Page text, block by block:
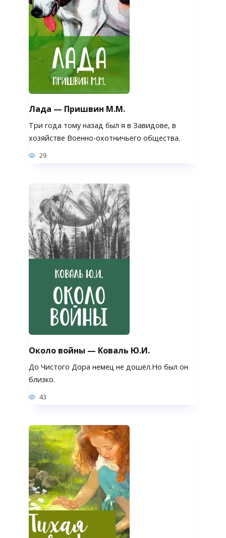
Лада — Пришвин М.М.
Три года тому назад был я в Завидове, в
хозяйстве Военно-охотничьего общества.
29
Около войны — Коваль Ю.И.
До Чистого Дора немец не дошёл.Но был он
близко.
43